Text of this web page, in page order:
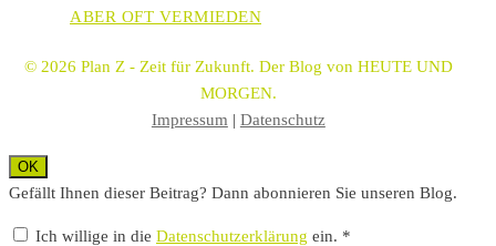
ABER OFT VERMIEDEN
© 2026 Plan Z - Zeit für Zukunft. Der Blog von HEUTE UND
MORGEN.
Impressum | Datenschutz
OK
Gefällt Ihnen dieser Beitrag? Dann abonnieren Sie unseren Blog.
Ich willige in die Datenschutzerklärung ein. *